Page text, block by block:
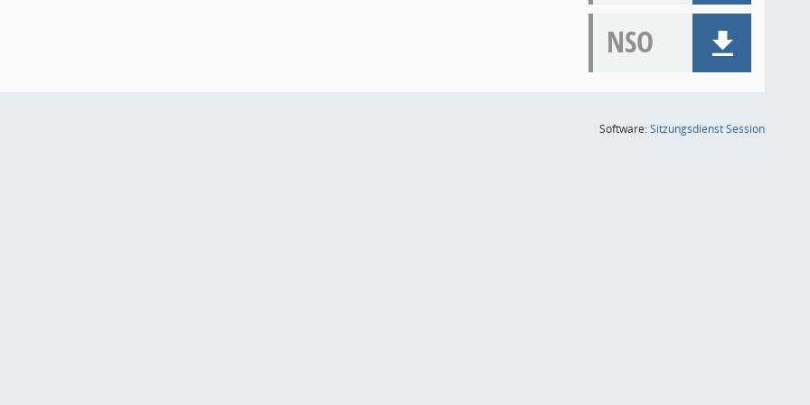
NSO
Software:SitzungsdienstSession(Wird in